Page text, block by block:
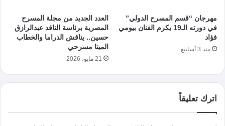
مهرجان “قسم المسرح الدولي”
في دورته الـ19 يكرم الفنان بيومي
فؤاد
منذ 3 أسابيع
العدد الجديد من مجلة المسرح
المصرية برئاسة الناقد عبدالرازق
حسين.. يناقش الدراما والخطاب
الميتا مسرحي
21 مايو، 2026
اترك تعليقاً